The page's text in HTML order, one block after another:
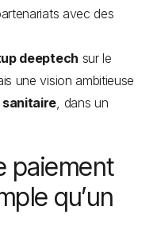
avec des
deeptech sur le
une vision ambitieuse
sanitaire , dans un
paiement
qu’un